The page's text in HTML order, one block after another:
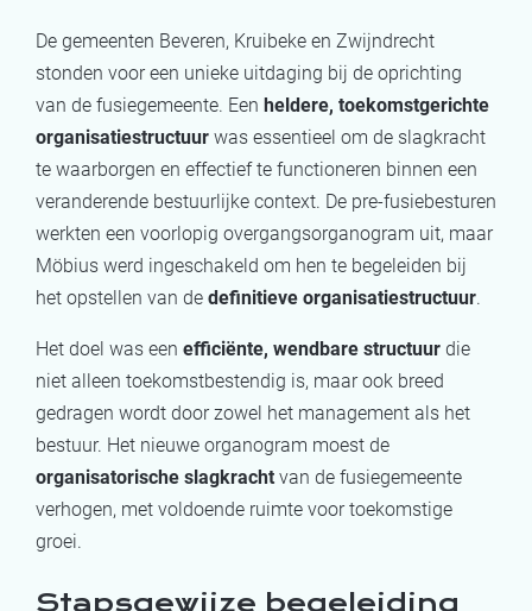
De gemeenten Beveren, Kruibeke en Zwijndrecht
stonden voor een unieke uitdaging bij de oprichting
van de fusiegemeente. Een heldere, toekomstgerichte
organisatiestructuur was essentieel om de slagkracht
te waarborgen en effectief te functioneren binnen een
veranderende bestuurlijke context. De pre-fusiebesturen
werkten een voorlopig overgangsorganogram uit, maar
Möbius werd ingeschakeld om hen te begeleiden bij
het opstellen van de definitieve organisatiestructuur.
Het doel was een efficiënte, wendbare structuur die
niet alleen toekomstbestendig is, maar ook breed
gedragen wordt door zowel het management als het
bestuur. Het nieuwe organogram moest de
organisatorische slagkracht van de fusiegemeente
verhogen, met voldoende ruimte voor toekomstige
groei.
Stapsgewijze begeleiding